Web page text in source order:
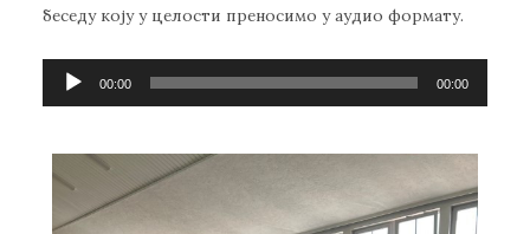
беседу коју у целости преносимо у аудио формату.
Прегледач
00:00 00:00